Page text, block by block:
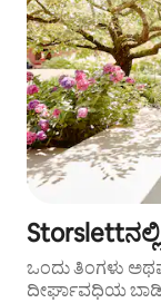
ಒಂದು ತಿಂಗಳು
ದೀರ್ಘಾವಧಿಯ